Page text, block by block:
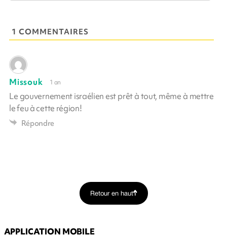
1 COMMENTAIRES
Missouk 1 an
Le gouvernement israélien est prêt à tout, même à mettre
le feu à cette région!
Répondre
Retour en haut
APPLICATION MOBILE